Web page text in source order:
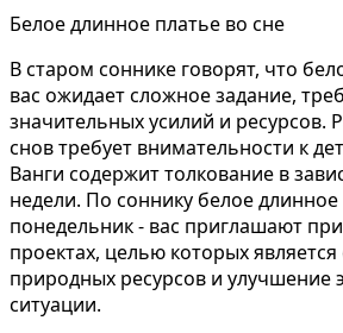
Белое длинное платье во сне
В старом соннике говорят, что
вас ожидает сложное задание,
значительных усилий и ресурсов.
снов требует внимательности к
Ванги содержит толкование в
недели. По соннику белое длинное
понедельник - вас приглашают
проектах, целью которых
природных ресурсов и улучшение
ситуации.